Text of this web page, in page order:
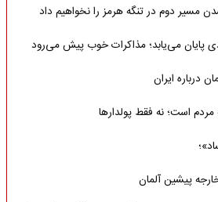
مسیر دوم در تنگه هرمز را نخواهیم داد
پایان می‌یابد؛ مذاکرات خوب پیش می‌رود
درباره ایران
است؛ نه فقط پولدارها
پیشین آلمان